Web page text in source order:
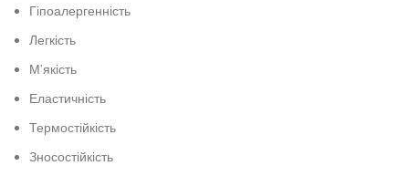
Гіпоалергенність
Легкість
М’якість
Еластичність
Термостійкість
Зносостійкість